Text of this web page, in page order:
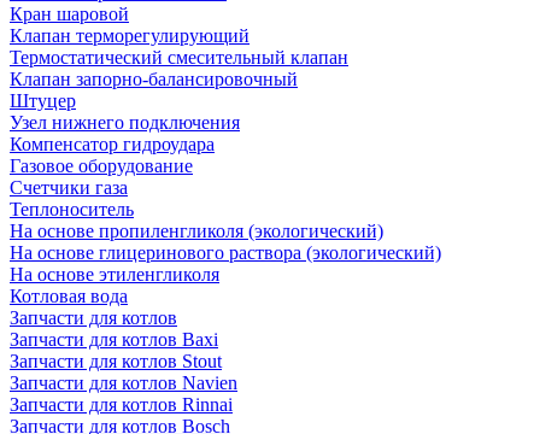
Кран шаровой
Клапан терморегулирующий
Термостатический смесительный клапан
Клапан запорно-балансировочный
Штуцер
Узел нижнего подключения
Компенсатор гидроудара
Газовое оборудование
Счетчики газа
Теплоноситель
На основе пропиленгликоля (экологический)
На основе глицеринового раствора (экологический)
На основе этиленгликоля
Котловая вода
Запчасти для котлов
Запчасти для котлов Baxi
Запчасти для котлов Stout
Запчасти для котлов Navien
Запчасти для котлов Rinnai
Запчасти для котлов Bosch